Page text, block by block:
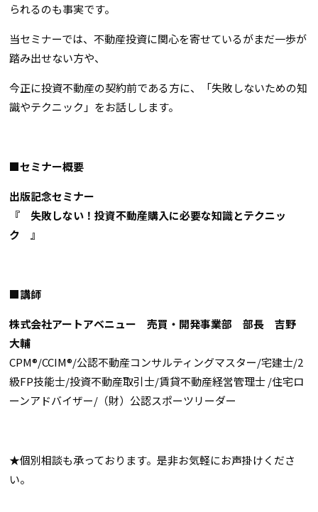
られるのも事実です。
当セミナーでは、不動産投資に関心を寄せているがまだ一歩が
踏み出せない方や、
今正に投資不動産の契約前である方に、「失敗しないための知
識やテクニック」をお話しします。
■セミナー概要
出版記念セミナー
『 失敗しない！投資不動産購入に必要な知識とテクニッ
ク 』
■講師
株式会社アートアベニュー 売買・開発事業部 部長 吉野
大輔
CPM®/CCIM®/公認不動産コンサルティングマスター/宅建士/2
級FP技能士/投資不動産取引士/賃貸不動産経営管理士 /住宅ロ
ーンアドバイザー/（財）公認スポーツリーダー
★個別相談も承っております。是非お気軽にお声掛けくださ
い。